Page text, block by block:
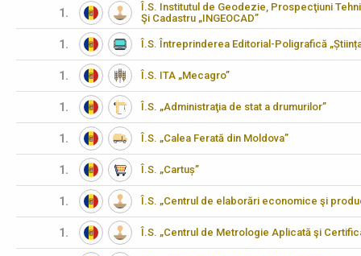
1.
Î.S. Institutul de Geodezie, Prospecţiuni
Şi Cadastru „INGEOCAD”
1. Î.S. Întreprinderea Editorial-Poligrafică
1. Î.S. ITA „Mecagro”
1. Î.S. „Administraţia de stat a drumurilor”
1. Î.S. „Calea Ferată din Moldova”
1. Î.S. „Cartuș”
1. Î.S. „Centrul de elaborări economice şi
1. Î.S. „Centrul de Metrologie Aplicată şi